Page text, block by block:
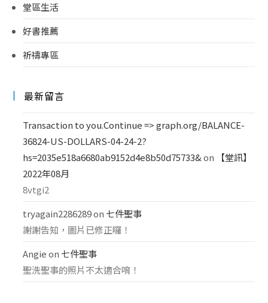
堂區生活
好書推薦
祈禱專區
最新留言
Transaction to you.Continue => graph.org/BALANCE-
36824-US-DOLLARS-04-24-2?
hs=2035e518a6680ab9152d4e8b50d75733& on
【堂訊】
2022年08月
8vtgi2
tryagain2286289on 七件聖事
謝謝告知，圖片已修正囉！
Angie on 七件聖事
聖洗聖事的照片不太適合唷！